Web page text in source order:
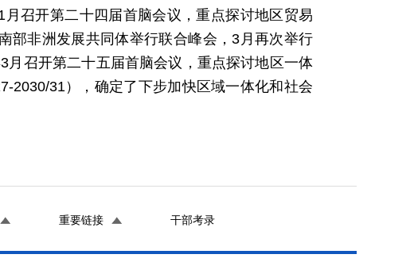
召开第二十四届首脑会议，重点探讨地区贸易
部非洲发展共同体举行联合峰会，3月再次举行
召开第二十五届首脑会议，重点探讨地区一体
2030/31），确定了下步加快区域一体化和社会
重要链接 干部考录